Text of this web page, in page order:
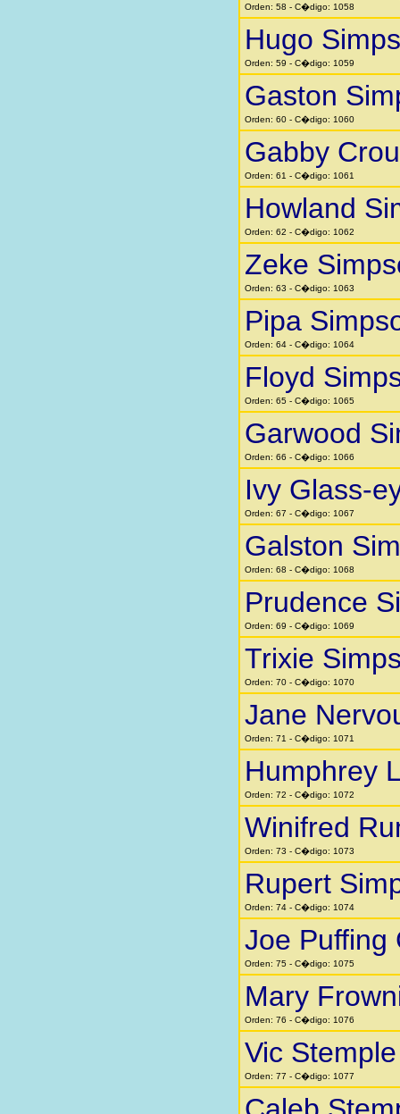
Orden: 58 - C�digo: 1058
Hugo
Orden: 59 - C�digo: 1059
Gaston
Orden: 60 - C�digo: 1060
Gabby
Orden: 61 - C�digo: 1061
Howland
Orden: 62 - C�digo: 1062
Zeke
Orden: 63 - C�digo: 1063
Pipa
Orden: 64 - C�digo: 1064
Floyd
Orden: 65 - C�digo: 1065
Garwood
Orden: 66 - C�digo: 1066
Ivy Glass-
Orden: 67 - C�digo: 1067
Galston
Orden: 68 - C�digo: 1068
Prudence
Orden: 69 - C�digo: 1069
Trixie
Orden: 70 - C�digo: 1070
Jane
Orden: 71 - C�digo: 1071
Humphrey
Orden: 72 - C�digo: 1072
Winifred
Orden: 73 - C�digo: 1073
Rupert
Orden: 74 - C�digo: 1074
Joe Puffing
Orden: 75 - C�digo: 1075
Mary
Orden: 76 - C�digo: 1076
Vic Stemple
Orden: 77 - C�digo: 1077